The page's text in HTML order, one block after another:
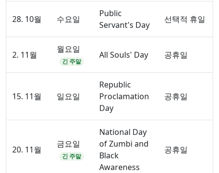
28. 10월 수요일
Public
Servant's Day
선택적 휴일
2. 11월
월요일
긴 주말
All Souls' Day 공휴일
15. 11월 일요일
Republic
Proclamation
Day
공휴일
20. 11월
금요일
긴 주말
National Day
of Zumbi and
Black
Awareness
공휴일